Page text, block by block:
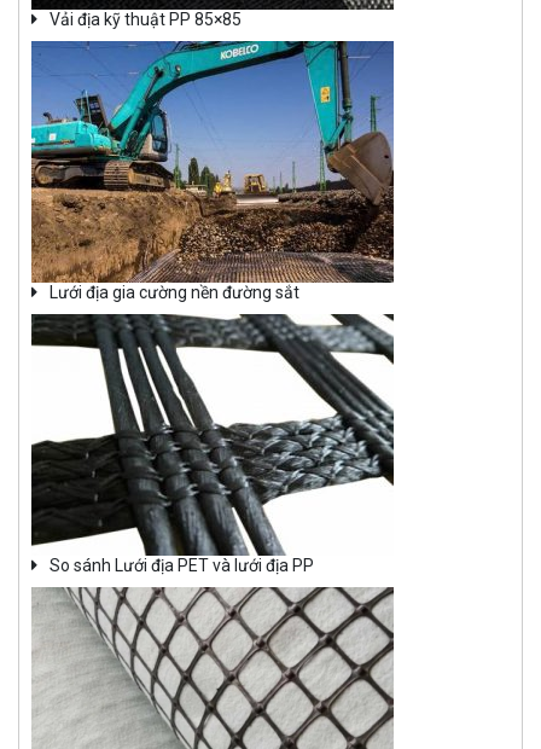
Vải địa kỹ thuật PP 85×85
Lưới địa gia cường nền đường sắt
So sánh Lưới địa PET và lưới địa PP